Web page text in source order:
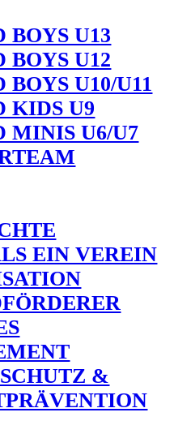
BOYS U13
BOYS U12
BOYS U10/U11
KIDS U9
MINIS U6/U7
EIN VEREIN
&